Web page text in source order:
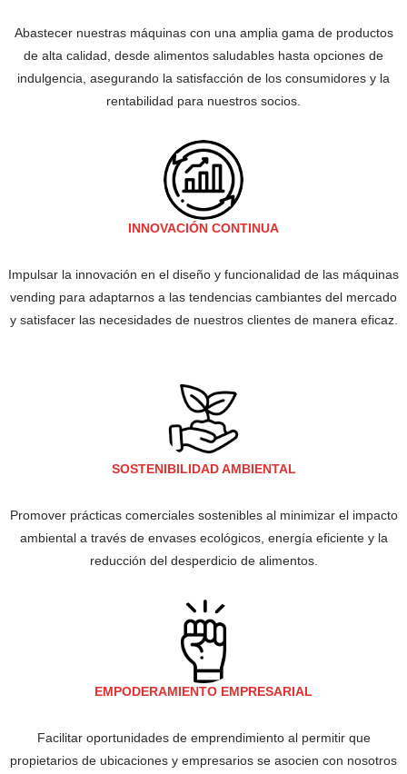
Abastecer nuestras máquinas con una amplia gama de productos
de alta calidad, desde alimentos saludables hasta opciones de
indulgencia, asegurando la satisfacción de los consumidores y la
rentabilidad para nuestros socios.
INNOVACIÓN CONTINUA
Impulsar la innovación en el diseño y funcionalidad de las máquinas
vending para adaptarnos a las tendencias cambiantes del mercado
y satisfacer las necesidades de nuestros clientes de manera eficaz.
SOSTENIBILIDAD AMBIENTAL
Promover prácticas comerciales sostenibles al minimizar el impacto
ambiental a través de envases ecológicos, energía eficiente y la
reducción del desperdicio de alimentos.
EMPODERAMIENTO EMPRESARIAL
Facilitar oportunidades de emprendimiento al permitir que
propietarios de ubicaciones y empresarios se asocien con nosotros